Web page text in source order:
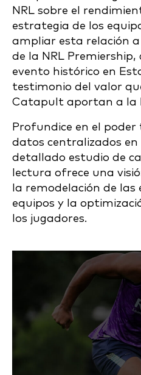
NRL sobre el
estrategia de los
ampliar esta relación
de la NRL
evento histórico en
testimonio del valor
Catapult aportan a la
Profundice en el
datos centralizados en
detallado estudio de
lectura ofrece una
la remodelación de las
equipos y la
los jugadores.